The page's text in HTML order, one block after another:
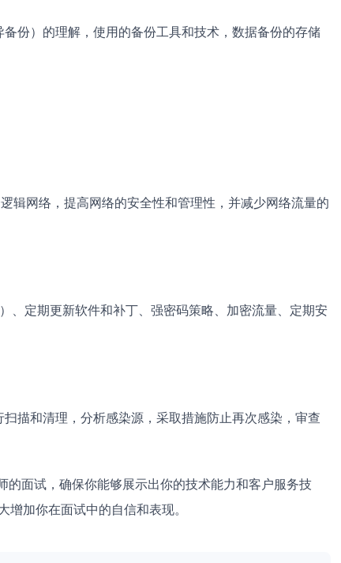
份）的理解，使用的备份工具和技术，数据备份的存储
辑网络，提高网络的安全性和管理性，并减少网络流量的
、定期更新软件和补丁、强密码策略、加密流量、定期安
描和清理，分析感染源，采取措施防止再次感染，审查
面试，确保你能够展示出你的技术能力和客户服务技
加你在面试中的自信和表现。